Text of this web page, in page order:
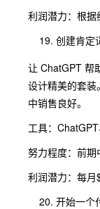
利润潜力：根
创建肯定
让 ChatGPT 帮
设计精美的套
中销售良好。
工具：
努力程度：前期
利润潜力：每
开始一个